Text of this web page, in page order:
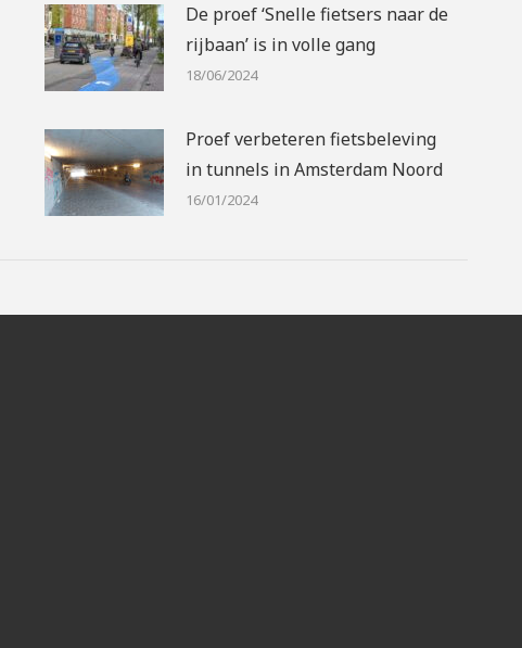
De proef ‘Snelle fietsers naar de
rijbaan’ is in volle gang
18/06/2024
Proef verbeteren fietsbeleving
in tunnels in Amsterdam Noord
16/01/2024